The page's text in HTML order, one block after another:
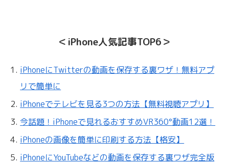
＜iPhone人気記事TOP6＞
iPhoneにTwitterの動画を保存する裏ワザ！無料アプ
リで簡単に
iPhoneでテレビを見る3つの方法【無料視聴アプリ】
今話題！iPhoneで見れるおすすめVR360°動画12選！
iPhoneの画像を簡単に印刷する方法【格安】
iPhoneにYouTubeなどの動画を保存する裏ワザ完全版